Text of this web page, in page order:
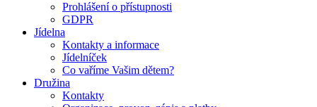
Prohlášení o přístupnosti
GDPR
Jídelna
Kontakty a informace
Jídelníček
Co vaříme Vašim dětem?
Družina
Kontakty